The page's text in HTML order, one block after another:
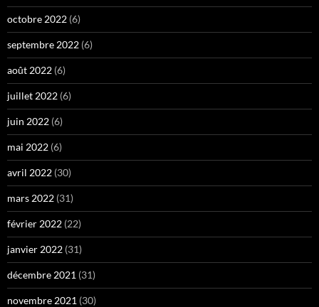
octobre 2022 (6)
septembre 2022 (6)
août 2022 (6)
juillet 2022 (6)
juin 2022 (6)
mai 2022 (6)
avril 2022 (30)
mars 2022 (31)
février 2022 (22)
janvier 2022 (31)
décembre 2021 (31)
novembre 2021 (30)